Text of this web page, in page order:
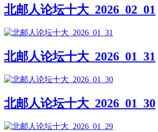
北邮人论坛十大_2026_02_01
北邮人论坛十大_2026_01_31
北邮人论坛十大_2026_01_30